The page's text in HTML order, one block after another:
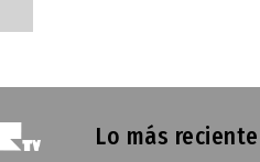
Lo más reciente